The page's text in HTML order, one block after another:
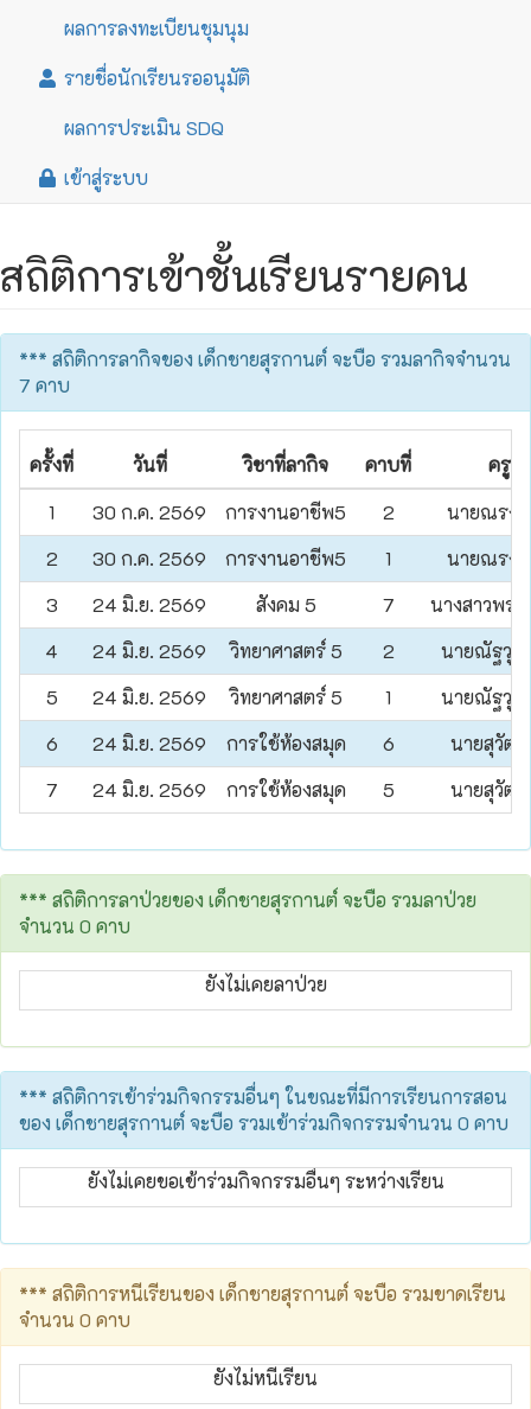
ผลการลงทะเบียนชุมนุม
รายชื่อนักเรียนรออนุมัติ
ผลการประเมิน SDQ
เข้าสู่ระบบ
สถิติการเข้าชั้นเรียนรายคน
*** สถิติการลากิจของ เด็กชายสุรกานต์ จะบือ รวมลากิจจำนวน
7 คาบ
ครั้งที่ วันที่ วิชาที่ลากิจ คาบที่
ครูผู้
1
30 ก.ค. 2569 การงานอาชีพ5 2
นายณรงค์
2
30 ก.ค. 2569 การงานอาชีพ5 1
นายณรงค์
3
24 มิ.ย. 2569 สังคม 5 7
นางสาวพร
4
24 มิ.ย. 2569 วิทยาศาสตร์ 5 2
นายณัฐวุฒิ
5
24 มิ.ย. 2569 วิทยาศาสตร์ 5 1
นายณัฐวุฒิ
6
24 มิ.ย. 2569 การใช้ห้องสมุด 6
นายสุวัฒ
7
24 มิ.ย. 2569 การใช้ห้องสมุด 5 นายสุวัฒ
*** สถิติการลาป่วยของ เด็กชายสุรกานต์ จะบือ รวมลาป่วย
จำนวน 0 คาบ
ยังไม่เคยลาป่วย
*** สถิติการเข้าร่วมกิจกรรมอื่นๆ ในขณะที่มีการเรียนการสอน
ของ เด็กชายสุรกานต์ จะบือ รวมเข้าร่วมกิจกรรมจำนวน 0 คาบ
ยังไม่เคยขอเข้าร่วมกิจกรรมอื่นๆ ระหว่างเรียน
*** สถิติการหนีเรียนของ เด็กชายสุรกานต์ จะบือ รวมขาดเรียน
จำนวน 0 คาบ
ยังไม่หนีเรียน